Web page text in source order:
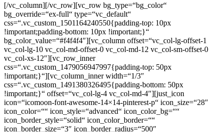
[/vc_column][/vc_row][vc_row bg_type=“bg_color“
bg_override=“ex-full“ type=“vc_default“
css=“.vc_custom_1501164240550{padding-top: 10px
!important;padding-bottom: 10px !important;}“
bg_color_value=“#f4f4f4″][vc_column offset=“vc_col-lg-offset-1
vc_col-lg-10 vc_col-md-offset-0 vc_col-md-12 vc_col-sm-offset-0
vc_col-xs-12″][vc_row_inner
css=“.vc_custom_1479056947997{padding-top: 50px
!important;}“][vc_column_inner width=“1/3″
css=“.vc_custom_1491380326495{padding-bottom: 50px
!important;}“ offset=“vc_col-lg-4 vc_col-md-4″][just_icon
icon=“icomoon-font-awesome-14×14-pinterest-p“ icon_size=“28″
icon_color=““ icon_style=“advanced“ icon_color_bg=““
icon_border_style=“solid“ icon_color_border=““
icon_border_size=“3″ icon_border_radius=“500″